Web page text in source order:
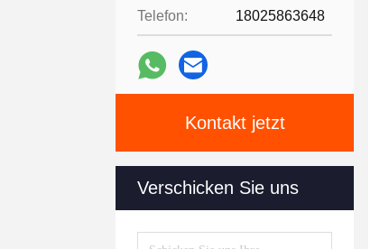
Telefon: 18025863648
Kontakt jetzt
Verschicken Sie uns